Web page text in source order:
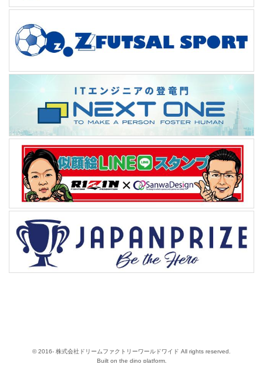
© 2016- 株式会社ドリームファクトリーワールドワイド All rights reserved.
Built on the dino platform.